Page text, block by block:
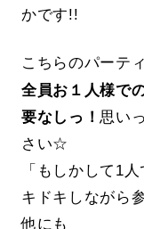
かです!!
こちらのパーテ
全員お１人様で
要なしっ！ 思い
さい☆
「もしかして1
キドキしながら
他にも